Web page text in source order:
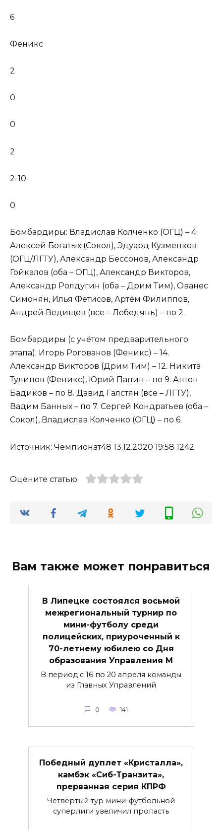
6
Феникс
2
0
0
2
2-10
0
Бомбардиры: Владислав Колченко (ОГЦ) – 4.
Алексей Богатых (Сокол), Эдуард Кузменков
(ОГЦ/ЛГТУ), Александр Бессонов, Александр
Гойкалов (оба – ОГЦ), Александр Викторов,
Александр Ролдугин (оба – Дрим Тим), Ованес
Симонян, Илья Фетисов, Артём Филиппов,
Андрей Ведищев (все – Лебедянь) – по 2.
Бомбардиры (с учётом предварительного
этапа): Игорь Рогованов (Феникс) – 14.
Александр Викторов (Дрим Тим) – 12. Никита
Тулинов (Феникс), Юрий Папин – по 9. Антон
Бадиков – по 8. Давид Галстян (все – ЛГТУ),
Вадим Банных – по 7. Сергей Кондратьев (оба –
Сокол), Владислав Колченко (ОГЦ) – по 6.
Источник: Чемпионат48 13.12.2020 19:58 1242
Оцените статью
Вам также может понравиться
В Липецке состоялся восьмой
межрегиональный турнир по
мини-футболу среди
полицейских, приуроченный к
70-летнему юбилею со Дня
образования Управления М
В период с 16 по 20 апреля команды
из Главных Управлений
0 141
Победный дуплет «Кристалла»,
камбэк «Сиб-Транзита»,
прерванная серия КПРФ
Четвёртый тур мини-футбольной
суперлиги увеличил пропасть